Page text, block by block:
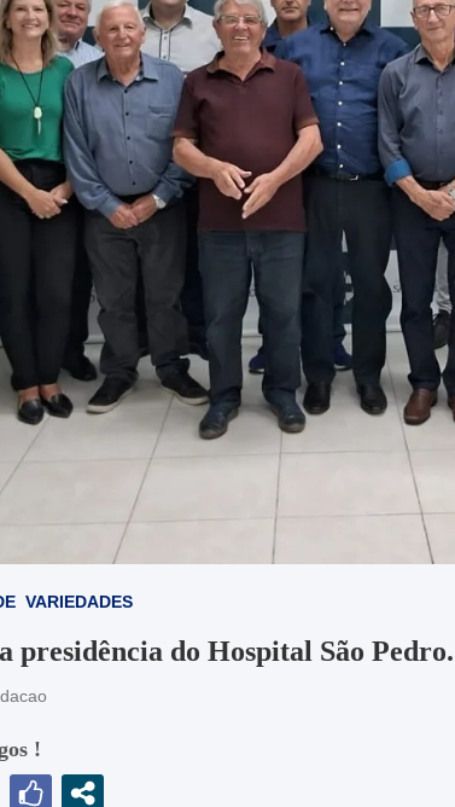
VARIEDADES
presidência do Hospital São Pedro.
!